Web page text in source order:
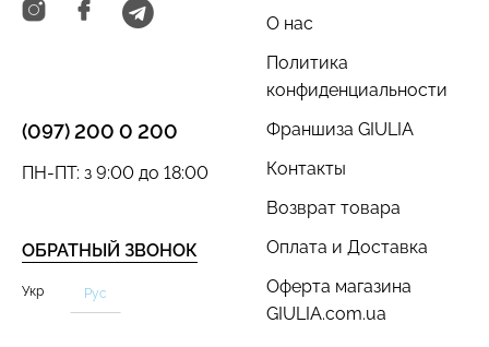
О нас
Политика
конфиденциальности
Франшиза GIULIA
Контакты
Возврат товара
Оплата и Доставка
Оферта магазина
GIULIA.com.ua
(097) 200 0 200
ОБРАТНЫЙ ЗВОНОК
ПН-ПТ: з 9:00 до 18:00
Укр Рус
SHAPEWEAR nude
(бежевый) Giulia
489 грн.699 грн.
Велосипедки с пуш-ап
эффектом бесшовные
TRACKS SHAPE black
(черный) Giulia